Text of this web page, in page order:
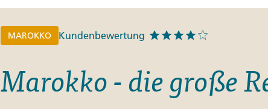
MAROKKO Kundenbewertung
Marokko - die große